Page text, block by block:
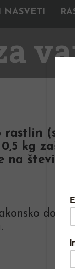
NASVETI
rastlin
kg
na število